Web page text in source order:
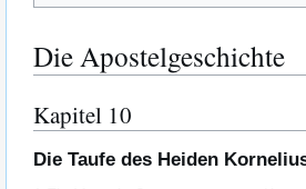
Die Apostelgeschichte
Kapitel 10
Die Taufe des Heiden